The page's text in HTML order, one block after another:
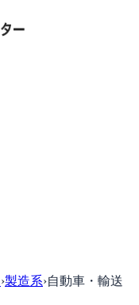
›製造系›自動車・輸送